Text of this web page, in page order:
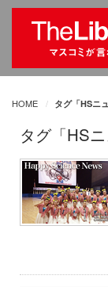
HOME タグ「HSニ
タグ「HS